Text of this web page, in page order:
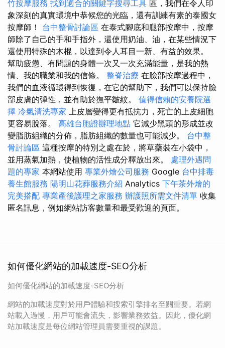
竹按摩服務 找到適合的關鍵字搜尋工具 區，我們在令人印
象深刻的真實環境中恭候您的光臨，還有訓練有素的泰國女
按摩師！ 台中整骨討論區 在泰式腳底和腿部按摩中，按摩
師除了自己的手和手指外，還使用奶油、油，在某些情況下
還使用特殊的木棍，以達到令人耳目一新、有益的效果。
幫助疲憊、有問題的身體一次又一次充滿能量，是我的熱
情、我的職業和我的信條。 整脊治療 在臉部按摩過程中，
我們的血液循環得到恢復，在它的幫助下，我們可以保持臉
部皮膚的彈性，並有助於撫平皺紋。 值得信賴的安養院選
擇 冷氣清洗專家 上皮層變得更有抵抗力，死亡的上皮細胞
更容易脫落。 高雄台胞證辦理地點 它減少黑頭的形成並改
變脂肪組織的分佈，脂肪組織的數量也可能減少。 台中整
骨討論區 這種按摩的特別之處在於，將草藥裝在小袋中，
並用蒸氣加熱，使植物的活性成分釋放出來。 處理外遇問
題的專家 本網站使用 專業外燴公司服務 Google 台中排毒
養生館服務 陽明山花葬服務介紹 Analytics 下午茶外燴的
完美搭配 專業產後護理之家服務 辦護照所需文件清單 收集
匿名訊息，例如網站訪客數量和最受歡迎的頁面。
如何優化網站的加載速度-SEO分析
如何優化網站的加載速度-SEO分析
網站的加載速度對於用戶體驗和搜索引擎排名至關重要。若網
站載入過慢，用戶可能會流失，影響業務效益。因此，優化網
站加載速度是每位網站管理員需要重視的課題。